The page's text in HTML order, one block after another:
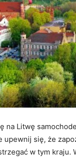
na Litwę
upewnij się, że
w tym kraju.